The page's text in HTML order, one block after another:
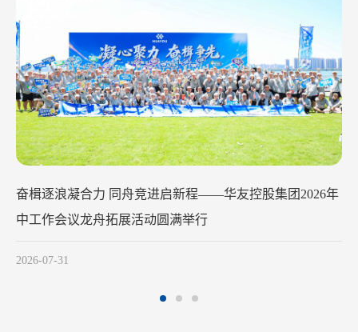
华友钴业2026年中工作会议在苏州召开